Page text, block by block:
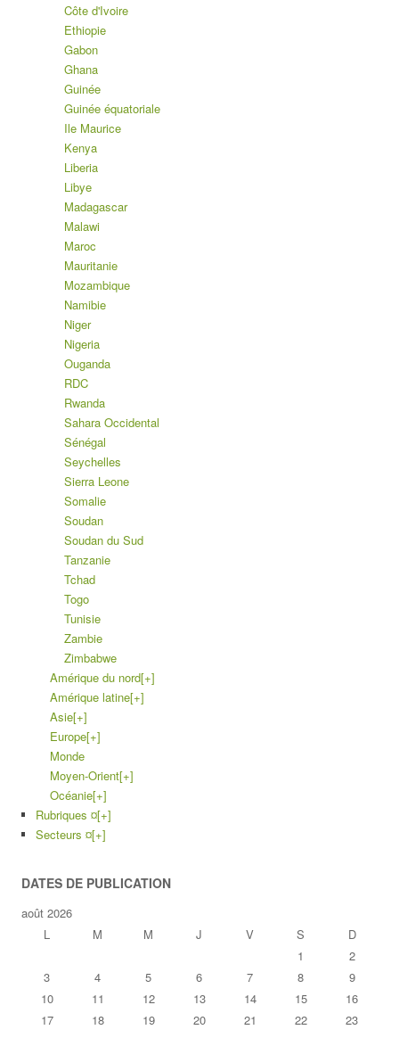
Côte d'Ivoire
Ethiopie
Gabon
Ghana
Guinée
Guinée équatoriale
Ile Maurice
Kenya
Liberia
Libye
Madagascar
Malawi
Maroc
Mauritanie
Mozambique
Namibie
Niger
Nigeria
Ouganda
RDC
Rwanda
Sahara Occidental
Sénégal
Seychelles
Sierra Leone
Somalie
Soudan
Soudan du Sud
Tanzanie
Tchad
Togo
Tunisie
Zambie
Zimbabwe
Amérique du nord[+]
Amérique latine[+]
Asie[+]
Europe[+]
Monde
Moyen-Orient[+]
Océanie[+]
Rubriques ¤[+]
Secteurs ¤[+]
DATES DE PUBLICATION
août 2026
L
M M J V S
D
1
2
3
4 5 6 7 8
9
10
11 12 13 14 15
16
17
18 19 20 21 22
23